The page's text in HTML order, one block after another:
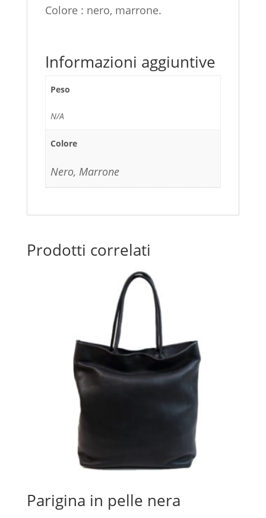
Colore : nero, marrone.
Informazioni aggiuntive
Peso
N/A
Colore
Nero, Marrone
Prodotti correlati
Parigina in pelle nera